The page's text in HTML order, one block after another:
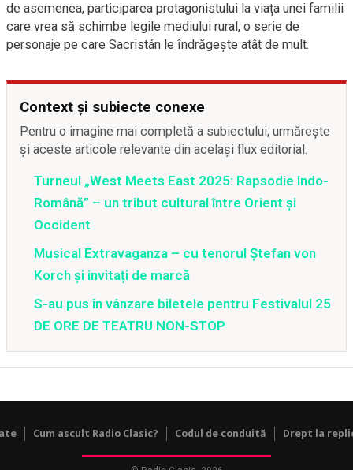
de asemenea, participarea protagonistului la viața unei familii
care vrea să schimbe legile mediului rural, o serie de
personaje pe care Sacristán le îndrăgește atât de mult.
Context și subiecte conexe
Pentru o imagine mai completă a subiectului, urmărește
și aceste articole relevante din același flux editorial.
Turneul „West Meets East 2025: Rapsodie Indo-
Română” – un tribut cultural între Orient și
Occident
Musical Extravaganza – cu tenorul Ștefan von
Korch și invitați de marcă
S-au pus în vânzare biletele pentru Festivalul 25
DE ORE DE TEATRU NON-STOP
Cum ascult Radio Clasic? Codul de conduită Drept la